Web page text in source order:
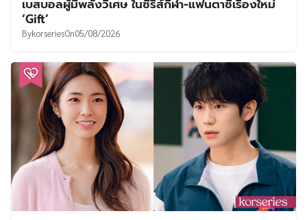
เบสบอลผู้มีพลังวิเศษ ในซีรีส์กีฬา-แฟนตาซีเรื่องใหม่
‘Gift’
BykorseriesOn05/08/2026